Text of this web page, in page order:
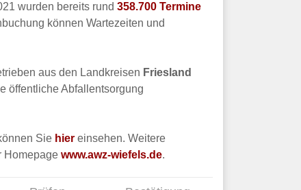
wurden bereits rund 358.700 Termine
können Wartezeiten und
aus den Landkreisen Friesland
öffentliche Abfallentsorgung
Sie hiereinsehen. Weitere
Homepage www.awz-wiefels.de.